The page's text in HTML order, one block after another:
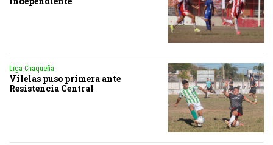
Liga Chaqueña
Vilelas puso primera ante
Resistencia Central